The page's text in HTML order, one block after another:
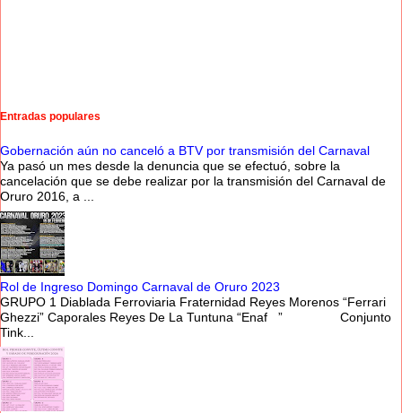
Entradas populares
Gobernación aún no canceló a BTV por transmisión del Carnaval
Ya pasó un mes desde la denuncia que se efectuó, sobre la
cancelación que se debe realizar por la transmisión del Carnaval de
Oruro 2016, a ...
Rol de Ingreso Domingo Carnaval de Oruro 2023
GRUPO 1 Diablada Ferroviaria Fraternidad Reyes Morenos “Ferrari
Ghezzi” Caporales Reyes De La Tuntuna “Enaf ” Conjunto
Tink...